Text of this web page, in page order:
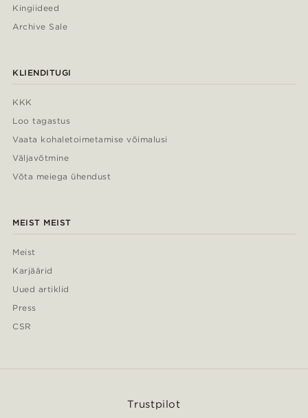
Kingiideed
Archive Sale
KLIENDITUGI
KKK
Loo tagastus
Vaata kohaletoimetamise võimalusi
Väljavõtmine
Võta meiega ühendust
MEIST MEIST
Meist
Karjäärid
Uued artiklid
Press
CSR
Trustpilot